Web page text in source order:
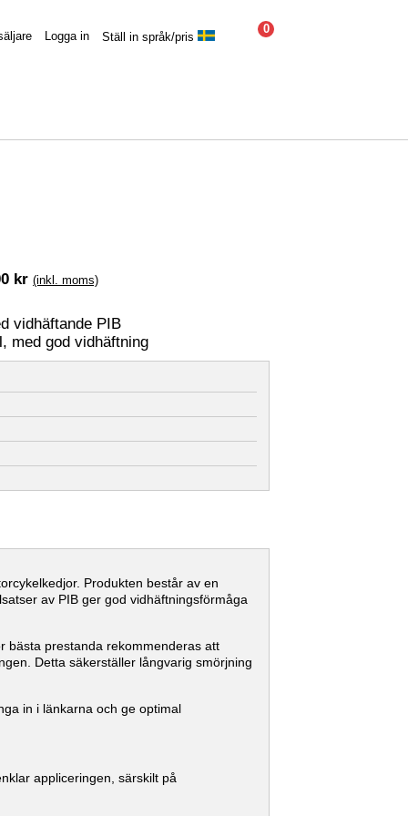
0
Ställ in språk/pris
Logga in
kr (inkl. moms)
vidhäftande PIB
med god vidhäftning
Produkten består av en
av PIB ger god vidhäftningsförmåga
bästa prestanda rekommenderas att
Detta säkerställer långvarig smörjning
in i länkarna och ge optimal
appliceringen, särskilt på